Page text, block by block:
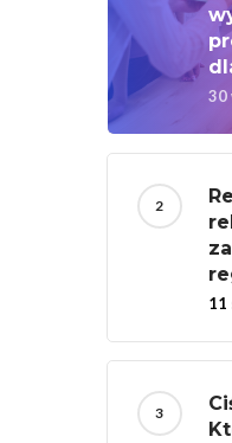
30
11